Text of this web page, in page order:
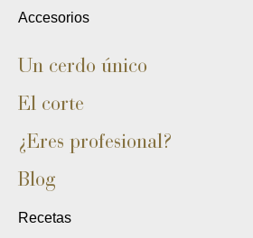
Accesorios
Un cerdo único
El corte
¿Eres profesional?
Blog
Recetas